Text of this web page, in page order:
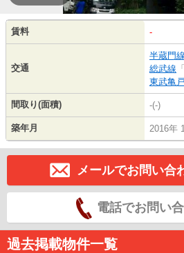
賃料 -
交通
半蔵門線
総武線 「
東武亀
間取り(面積) -(-)
築年月 2016年
メールでお問い合
電話でお問い
過去掲載物件一覧